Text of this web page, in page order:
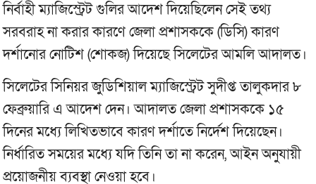
নির্বাহী ম্যাজিস্ট্রেট গুলির আদেশ দিয়েছিলেন সেই তথ্য
সরবরাহ না করার কারণে জেলা প্রশাসককে (ডিসি) কারণ
দর্শানোর নোটিশ (শোকজ) দিয়েছে সিলেটের আমলি আদালত।
সিলেটের সিনিয়র জুডিশিয়াল ম্যাজিস্ট্রেট সুদীপ্ত তালুকদার ৮
ফেব্রুয়ারি এ আদেশ দেন। আদালত জেলা প্রশাসককে ১৫
দিনের মধ্যে লিখিতভাবে কারণ দর্শাতে নির্দেশ দিয়েছেন।
নির্ধারিত সময়ের মধ্যে যদি তিনি তা না করেন, আইন অনুযায়ী
প্রয়োজনীয় ব্যবস্থা নেওয়া হবে।